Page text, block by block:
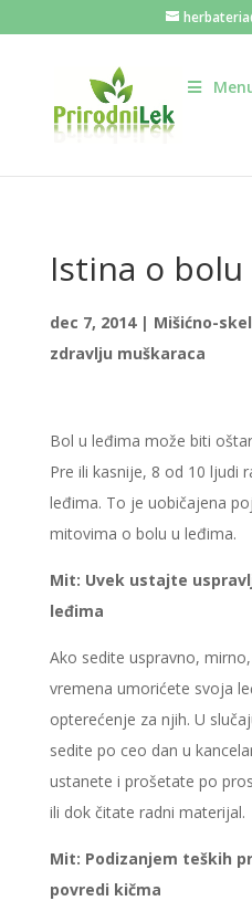
Istina o
dec 7, 2014| Mišićno-
zdravlju muškaraca
Bol u leđima može biti
Pre ili kasnije, 8 od 10 ljudi
leđima. To je uobičajena
mitovima o bolu u leđima.
Mit: Uvek ustajte
leđima
Ako sedite uspravno,
vremena umorićete svoja
opterećenje za njih. U
sedite po ceo dan u
ustanete i prošetate po
ili dok čitate radni materijal.
Mit: Podizanjem teških
povredi kičma